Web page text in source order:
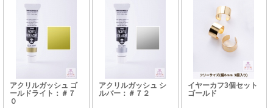
アクリルガッシュ ゴ
ールドライト：＃７
０
アクリルガッシュ シ
ルバー：＃７２
イヤーカフ3個セット
ゴールド